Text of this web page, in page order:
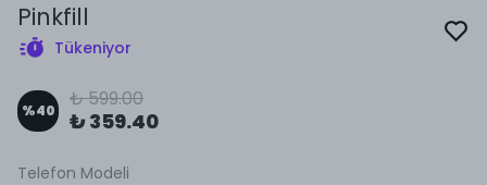
Pinkfill
Tükeniyor
%40 ₺ 599.00
₺ 359.40
Telefon Modeli